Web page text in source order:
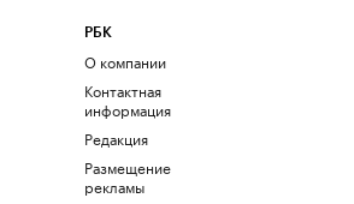
РБК
О компании
Контактная
информация
Редакция
Размещение
рекламы